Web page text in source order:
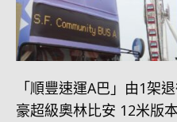
「順豐速運A巴」由1架
豪超級奧林比安 12米版